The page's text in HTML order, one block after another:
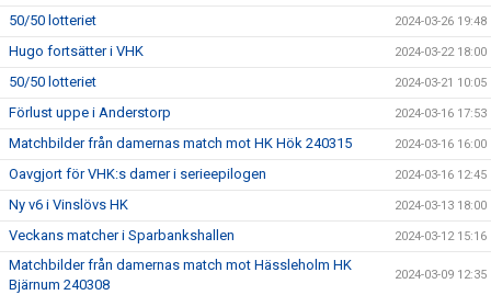
50/50 lotteriet 2024-03-26 19:48
Hugo fortsätter i VHK 2024-03-22 18:00
50/50 lotteriet 2024-03-21 10:05
Förlust uppe i Anderstorp 2024-03-16 17:53
Matchbilder från damernas match mot HK Hök 240315 2024-03-16 16:00
Oavgjort för VHK:s damer i serieepilogen 2024-03-16 12:45
Ny v6 i Vinslövs HK 2024-03-13 18:00
Veckans matcher i Sparbankshallen 2024-03-12 15:16
Matchbilder från damernas match mot Hässleholm HK
Bjärnum 240308
2024-03-09 12:35